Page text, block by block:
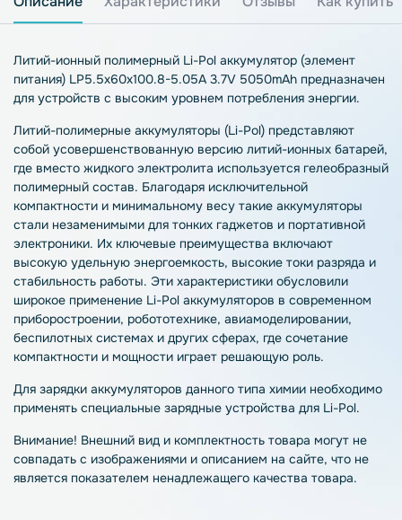
Литий-ионный полимерный Li-Pol аккумулятор (элемент
питания) LP5.5x60x100.8-5.05A 3.7V 5050mAh предназначен
для устройств с высоким уровнем потребления энергии.
Литий-полимерные аккумуляторы (Li-Pol) представляют
собой усовершенствованную версию литий-ионных батарей,
где вместо жидкого электролита используется гелеобразный
полимерный состав. Благодаря исключительной
компактности и минимальному весу такие аккумуляторы
стали незаменимыми для тонких гаджетов и портативной
электроники. Их ключевые преимущества включают
высокую удельную энергоемкость, высокие токи разряда и
стабильность работы. Эти характеристики обусловили
широкое применение Li-Pol аккумуляторов в современном
приборостроении, робототехнике, авиамоделировании,
беспилотных системах и других сферах, где сочетание
компактности и мощности играет решающую роль.
Для зарядки аккумуляторов данного типа химии необходимо
применять специальные зарядные устройства для Li-Pol.
Внимание! Внешний вид и комплектность товара могут не
совпадать с изображениями и описанием на сайте, что не
является показателем ненадлежащего качества товара.